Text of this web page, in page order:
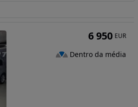
6 950 EUR
Dentro da média